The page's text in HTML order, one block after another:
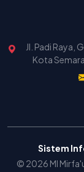
Jl. Padi Raya,
Kota
Sistem
© 2026 MI